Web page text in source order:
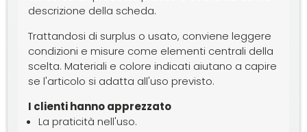
descrizione della scheda.
Trattandosi di surplus o usato, conviene leggere
condizioni e misure come elementi centrali della
scelta. Materiali e colore indicati aiutano a capire
se l'articolo si adatta all'uso previsto.
I clienti hanno apprezzato
La praticità nell'uso.